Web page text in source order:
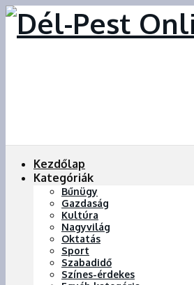
Kezdőlap
Kategóriák
Bűnügy
Gazdaság
Kultúra
Nagyvilág
Oktatás
Sport
Szabadidő
Színes-érdekes